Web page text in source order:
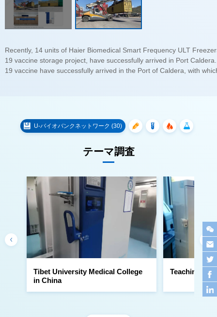
19 vaccine have successfully arrived in the Port of Caldera, with
U-バイオバンクネットワーク (30)
テーマ調査
in China
Teaching